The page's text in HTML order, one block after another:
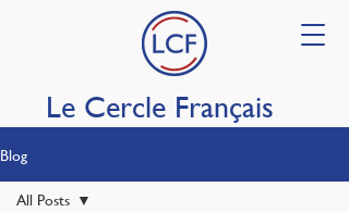
Le Cercle Français
Blog
All Posts